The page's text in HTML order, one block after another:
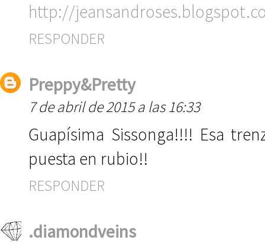
http://
RESPONDER
Preppy&Pretty
7 de abril de 2015 a las 16:33
Guapísima Sissonga!!!! Esa
puesta en rubio!!
RESPONDER
.diamondveins